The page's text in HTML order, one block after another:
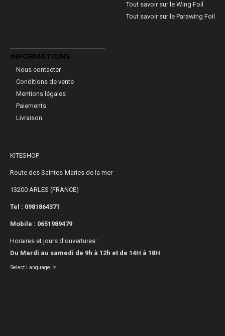
Tout savoir sur le Wing Foil
Tout savoir sur le Parawing Foil
INFORMATIONS
Nous contacter
Conditions de vente
Mentions légales
Paiements
Livraison
KITESHOP
Route des Saintes-Maries de la mer
13200 ARLES (FRANCE)
Tel : 0981864371
Mobile : 0651989479
Horaires et jours d'ouvertures :
Du Mardi au samedi de 9h à 12h et de 14H à 18H
Select Language ▼